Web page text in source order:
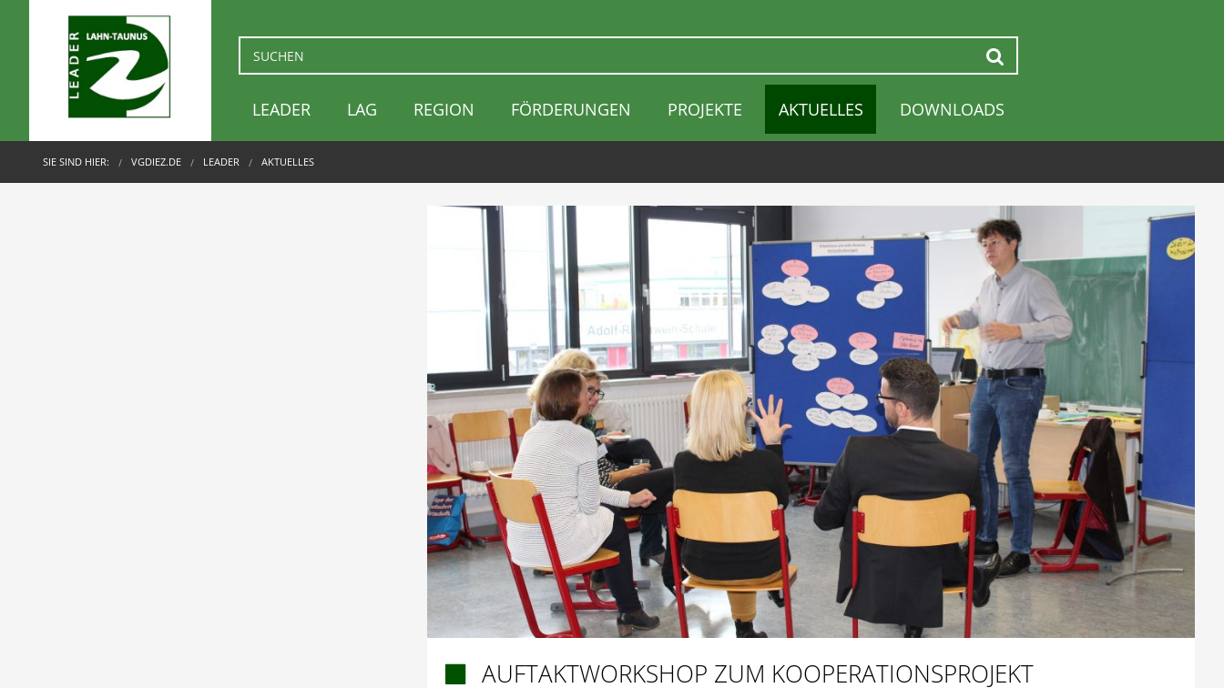
LEADER LAG REGION FÖRDERUNGEN PROJEKTE AKTUELLES DOWNLOADS
SIE SIND HIER: VGDIEZ.DE LEADER AKTUELLES
AUFTAKTWORKSHOP ZUM KOOPERATIONSPROJEKT